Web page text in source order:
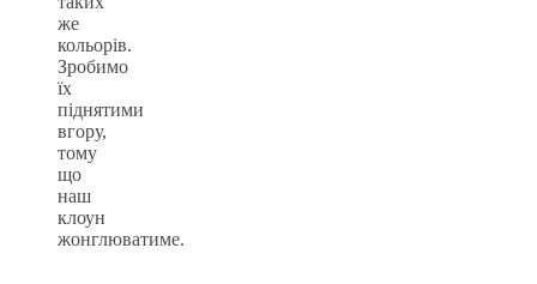
же
кольорів.
Зробимо
їх
піднятими
вгору,
тому
що
наш
клоун
жонглюватиме.